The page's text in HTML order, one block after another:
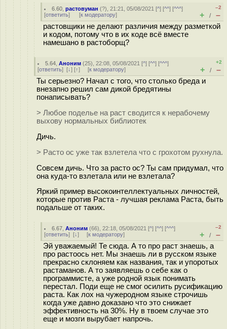
6.60 ,растовуман (?), 21:21, 05/08/2021 [^] [^^] [^^^]
[ответить] [к модератору]
–2
+ / –
растовщики не делают различия между разметкой
и кодом, потому что в их коде всё вместе
намешано в растоборщ?
5.64 ,Аноним (25), 22:08, 05/08/2021 [^] [^^] [^^^]
[ответить] [↓] [↑] [к модератору]
+2
+ / –
Ты серьезно? Начал с того, что столько бреда и
внезапно решил сам дикой бредятины
понаписывать?
> Любое поделье на раст сводится к нерабочему
выхову нормальных библиотек
Дичь.
> Расто ос уже так взлетела что с грохотом рухнула.
Совсем дичь. Что за расто ос? Ты сам придумал, что
она куда-то взлетала или не взлетала?
Яркий пример высокоинтеллектуальных личностей,
которые против Раста - лучшая реклама Раста, быть
подальше от таких.
6.67 ,Аноним (66), 22:18, 05/08/2021 [^] [^^] [^^^]
[ответить] [↓] [к модератору]
–2
+ / –
Эй уважаемый! Те сюда. А то про раст знаешь, а
про растоось нет. Мы знаешь ли в русском языке
прекрасно склоняем как названия, так и упоротых
растаманов. А то заявляешь о себе как о
программисте, а уже родной язык понимать
перестал. Поди еще не смог осилить русификацию
раста. Как лох на чужеродном языке строчишь
когда уже давно доказано что это снижает
эффективность на 30%. Ну в твоем случае это
еще и мозги вырубает напрочь.